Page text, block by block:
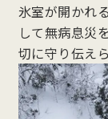
氷室が開かれ
して無病息災
切に守り伝え